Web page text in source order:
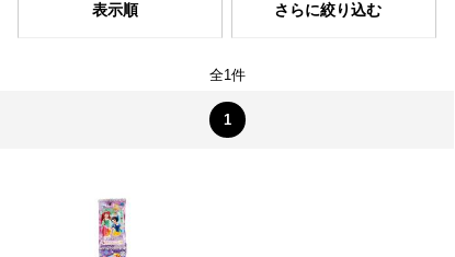
表示順 さらに絞り込む
全1件
1